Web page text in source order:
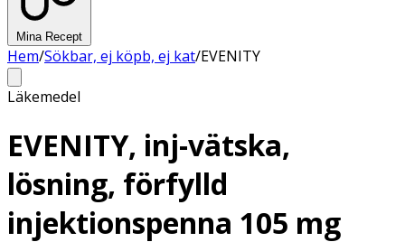
Mina Recept
Hem/Sökbar, ej köpb, ej kat/EVENITY
Läkemedel
EVENITY, inj-vätska,
lösning, förfylld
injektionspenna 105 mg